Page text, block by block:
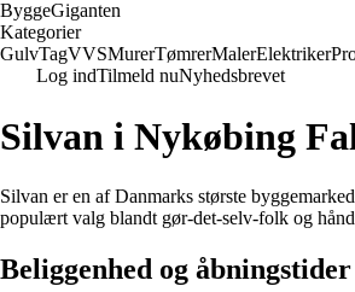
ByggeGiganten
Kategorier
GulvTagVVSMurerTømrerMalerElektriker
Log indTilmeld nuNyhedsbrevet
Silvan i Nykøbing
Silvan er en af Danmarks største
populært valg blandt gør-det-selv-folk og
Beliggenhed og åbningstider